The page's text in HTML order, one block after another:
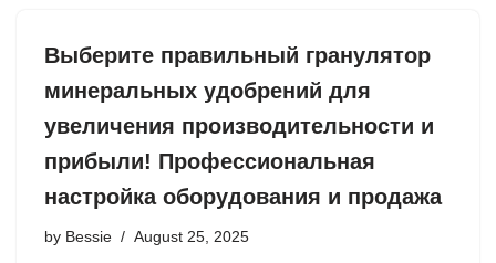
Выберите правильный гранулятор
минеральных удобрений для
увеличения производительности и
прибыли! Профессиональная
настройка оборудования и продажа
by Bessie August 25, 2025